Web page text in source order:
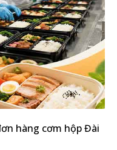
hàng cơm hộp Đài